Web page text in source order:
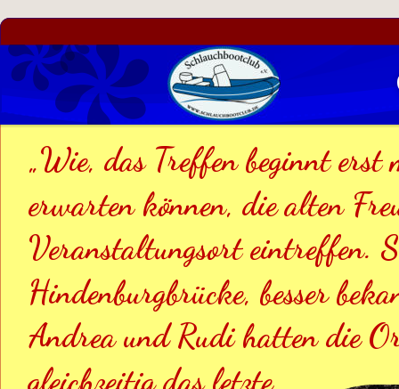
„Wie, das Treffen beginnt erst
erwarten können, die alten
Veranstaltungsort eintreffen.
Hindenburgbrücke, besser
Andrea und Rudi hatten die
gleichzeitig das letzte